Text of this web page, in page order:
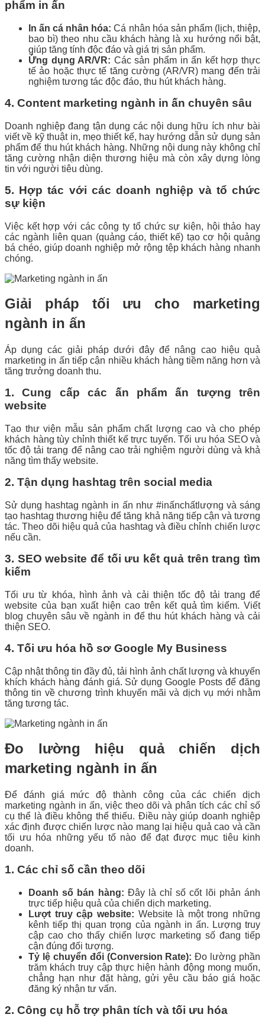
phẩm in ấn
In ấn cá nhân hóa: Cá nhân hóa sản phẩm (lịch, thiệp,
bao bì) theo nhu cầu khách hàng là xu hướng nổi bật,
giúp tăng tính độc đáo và giá trị sản phẩm.
Ứng dụng AR/VR: Các sản phẩm in ấn kết hợp thực
tế ảo hoặc thực tế tăng cường (AR/VR) mang đến trải
nghiệm tương tác độc đáo, thu hút khách hàng.
4. Content marketing ngành in ấn chuyên sâu
Doanh nghiệp đang tận dụng các nội dung hữu ích như bài
viết về kỹ thuật in, mẹo thiết kế, hay hướng dẫn sử dụng sản
phẩm để thu hút khách hàng. Những nội dung này không chỉ
tăng cường nhận diện thương hiệu mà còn xây dựng lòng
tin với người tiêu dùng.
5. Hợp tác với các doanh nghiệp và tổ chức
sự kiện
Việc kết hợp với các công ty tổ chức sự kiện, hội thảo hay
các ngành liên quan (quảng cáo, thiết kế) tạo cơ hội quảng
bá chéo, giúp doanh nghiệp mở rộng tệp khách hàng nhanh
chóng.
Giải pháp tối ưu cho marketing
ngành in ấn
Áp dụng các giải pháp dưới đây để nâng cao hiệu quả
marketing in ấn tiếp cận nhiều khách hàng tiềm năng hơn và
tăng trưởng doanh thu.
1. Cung cấp các ấn phẩm ấn tượng trên
website
Tạo thư viện mẫu sản phẩm chất lượng cao và cho phép
khách hàng tùy chỉnh thiết kế trực tuyến. Tối ưu hóa SEO và
tốc độ tải trang để nâng cao trải nghiệm người dùng và khả
năng tìm thấy website.
2. Tận dụng hashtag trên social media
Sử dụng hashtag ngành in ấn như #inấnchấtlượng và sáng
tạo hashtag thương hiệu để tăng khả năng tiếp cận và tương
tác. Theo dõi hiệu quả của hashtag và điều chỉnh chiến lược
nếu cần.
3. SEO website để tối ưu kết quả trên trang tìm
kiếm
Tối ưu từ khóa, hình ảnh và cải thiện tốc độ tải trang để
website của bạn xuất hiện cao trên kết quả tìm kiếm. Viết
blog chuyên sâu về ngành in để thu hút khách hàng và cải
thiện SEO.
4. Tối ưu hóa hồ sơ Google My Business
Cập nhật thông tin đầy đủ, tải hình ảnh chất lượng và khuyến
khích khách hàng đánh giá. Sử dụng Google Posts để đăng
thông tin về chương trình khuyến mãi và dịch vụ mới nhằm
tăng tương tác.
Đo lường hiệu quả chiến dịch
marketing ngành in ấn
Để đánh giá mức độ thành công của các chiến dịch
marketing ngành in ấn, việc theo dõi và phân tích các chỉ số
cụ thể là điều không thể thiếu. Điều này giúp doanh nghiệp
xác định được chiến lược nào mang lại hiệu quả cao và cần
tối ưu hóa những yếu tố nào để đạt được mục tiêu kinh
doanh.
1. Các chỉ số cần theo dõi
Doanh số bán hàng: Đây là chỉ số cốt lõi phản ánh
trực tiếp hiệu quả của chiến dịch marketing.
Lượt truy cập website: Website là một trong những
kênh tiếp thị quan trọng của ngành in ấn. Lượng truy
cập cao cho thấy chiến lược marketing số đang tiếp
cận đúng đối tượng.
Tỷ lệ chuyển đổi (Conversion Rate): Đo lường phần
trăm khách truy cập thực hiện hành động mong muốn,
chẳng hạn như đặt hàng, gửi yêu cầu báo giá hoặc
đăng ký nhận tư vấn.
2. Công cụ hỗ trợ phân tích và tối ưu hóa